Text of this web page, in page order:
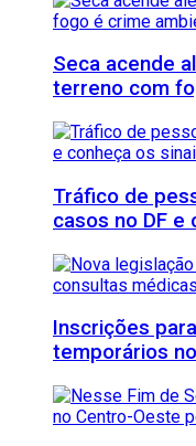
Seca acende
terreno com
Tráfico de
casos no DF e
Inscrições
temporários